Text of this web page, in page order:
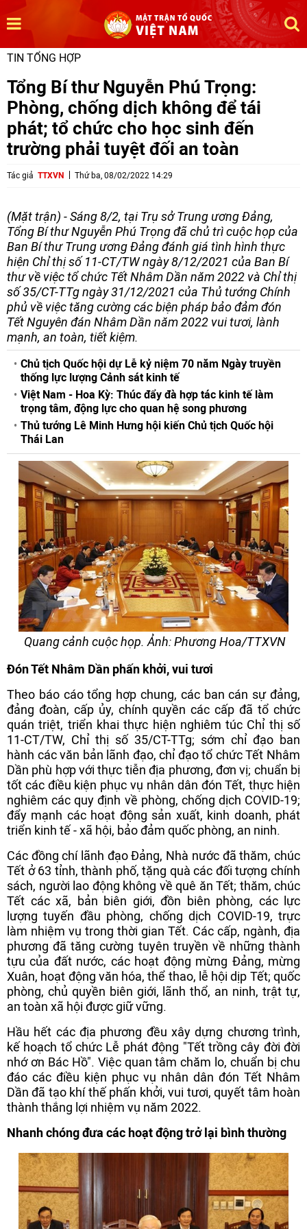
TIN TỔNG HỢP
Tổng Bí thư Nguyễn Phú Trọng:
Phòng, chống dịch không để tái
phát; tổ chức cho học sinh đến
trường phải tuyệt đối an toàn
Tác giả TTXVN Thứ ba, 08/02/2022 14:29
(Mặt trận) - Sáng 8/2, tại Trụ sở Trung ương Đảng,
Tổng Bí thư Nguyễn Phú Trọng đã chủ trì cuộc họp của
Ban Bí thư Trung ương Đảng đánh giá tình hình thực
hiện Chỉ thị số 11-CT/TW ngày 8/12/2021 của Ban Bí
thư về việc tổ chức Tết Nhâm Dần năm 2022 và Chỉ thị
số 35/CT-TTg ngày 31/12/2021 của Thủ tướng Chính
phủ về việc tăng cường các biện pháp bảo đảm đón
Tết Nguyên đán Nhâm Dần năm 2022 vui tươi, lành
mạnh, an toàn, tiết kiệm.
Chủ tịch Quốc hội dự Lễ kỷ niệm 70 năm Ngày truyền
thống lực lượng Cảnh sát kinh tế
Việt Nam - Hoa Kỳ: Thúc đẩy đà hợp tác kinh tế làm
trọng tâm, động lực cho quan hệ song phương
Thủ tướng Lê Minh Hưng hội kiến Chủ tịch Quốc hội
Thái Lan
Quang cảnh cuộc họp. Ảnh: Phương Hoa/TTXVN
Đón Tết Nhâm Dần phấn khởi, vui tươi
Theo báo cáo tổng hợp chung, các ban cán sự đảng,
đảng đoàn, cấp ủy, chính quyền các cấp đã tổ chức
quán triệt, triển khai thực hiện nghiêm túc Chỉ thị số
11-CT/TW, Chỉ thị số 35/CT-TTg; sớm chỉ đạo ban
hành các văn bản lãnh đạo, chỉ đạo tổ chức Tết Nhâm
Dần phù hợp với thực tiễn địa phương, đơn vị; chuẩn bị
tốt các điều kiện phục vụ nhân dân đón Tết, thực hiện
nghiêm các quy định về phòng, chống dịch COVID-19;
đẩy mạnh các hoạt động sản xuất, kinh doanh, phát
triển kinh tế - xã hội, bảo đảm quốc phòng, an ninh.
Các đồng chí lãnh đạo Đảng, Nhà nước đã thăm, chúc
Tết ở 63 tỉnh, thành phố, tặng quà các đối tượng chính
sách, người lao động không về quê ăn Tết; thăm, chúc
Tết các xã, bản biên giới, đồn biên phòng, các lực
lượng tuyến đầu phòng, chống dịch COVID-19, trực
làm nhiệm vụ trong thời gian Tết. Các cấp, ngành, địa
phương đã tăng cường tuyên truyền về những thành
tựu của đất nước, các hoạt động mừng Đảng, mừng
Xuân, hoạt động văn hóa, thể thao, lễ hội dịp Tết; quốc
phòng, chủ quyền biên giới, lãnh thổ, an ninh, trật tự,
an toàn xã hội được giữ vững.
Hầu hết các địa phương đều xây dựng chương trình,
kế hoạch tổ chức Lễ phát động "Tết trồng cây đời đời
nhớ ơn Bác Hồ". Việc quan tâm chăm lo, chuẩn bị chu
đáo các điều kiện phục vụ nhân dân đón Tết Nhâm
Dần đã tạo khí thế phấn khởi, vui tươi, quyết tâm hoàn
thành thắng lợi nhiệm vụ năm 2022.
Nhanh chóng đưa các hoạt động trở lại bình thường